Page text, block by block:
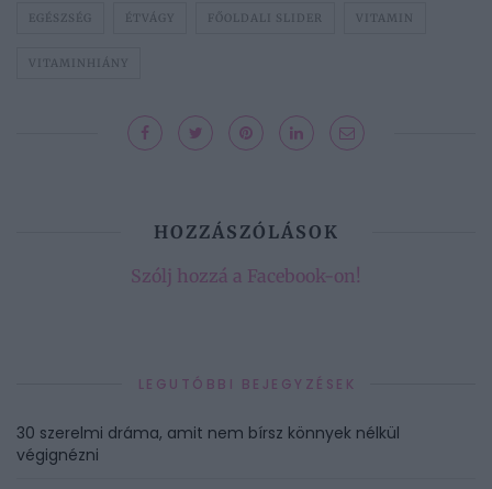
EGÉSZSÉG ÉTVÁGY FŐOLDALI SLIDER VITAMIN
VITAMINHIÁNY
HOZZÁSZÓLÁSOK
Szólj hozzá a Facebook-on!
LEGUTÓBBI BEJEGYZÉSEK
30 szerelmi dráma, amit nem bírsz könnyek nélkül
végignézni